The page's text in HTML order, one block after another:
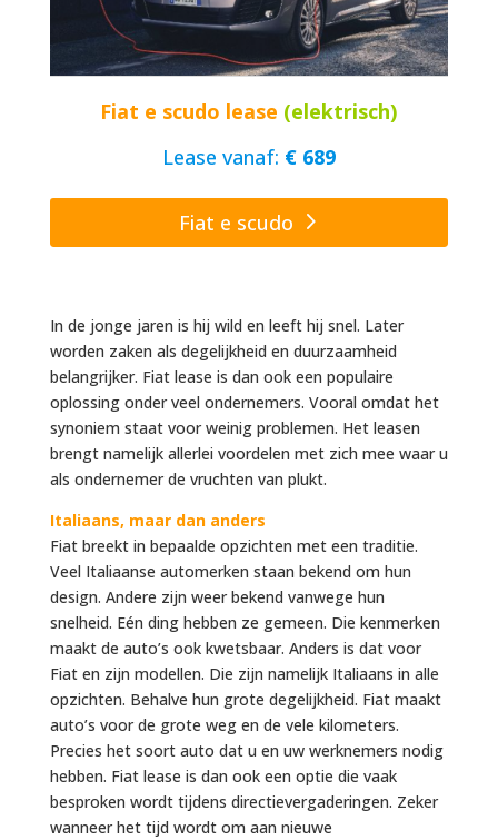
Fiat e scudo lease (elektrisch)
Lease vanaf: € 689
Fiat e scudo
In de jonge jaren is hij wild en leeft hij snel. Later
worden zaken als degelijkheid en duurzaamheid
belangrijker. Fiat lease is dan ook een populaire
oplossing onder veel ondernemers. Vooral omdat het
synoniem staat voor weinig problemen. Het leasen
brengt namelijk allerlei voordelen met zich mee waar u
als ondernemer de vruchten van plukt.
Italiaans, maar dan anders
Fiat breekt in bepaalde opzichten met een traditie.
Veel Italiaanse automerken staan bekend om hun
design. Andere zijn weer bekend vanwege hun
snelheid. Eén ding hebben ze gemeen. Die kenmerken
maakt de auto’s ook kwetsbaar. Anders is dat voor
Fiat en zijn modellen. Die zijn namelijk Italiaans in alle
opzichten. Behalve hun grote degelijkheid. Fiat maakt
auto’s voor de grote weg en de vele kilometers.
Precies het soort auto dat u en uw werknemers nodig
hebben. Fiat lease is dan ook een optie die vaak
besproken wordt tijdens directievergaderingen. Zeker
wanneer het tijd wordt om aan nieuwe